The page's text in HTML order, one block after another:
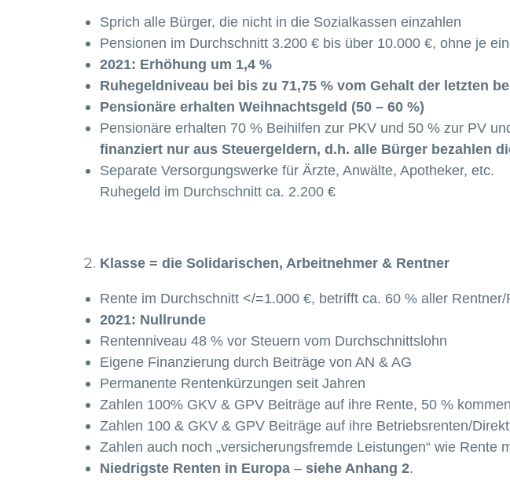
Sprich alle Bürger, die nicht in die Sozialkassen einzahlen
Pensionen im Durchschnitt 3.200 € bis über 10.000 €, ohne je
2021: Erhöhung um 1,4 %
Ruhegeldniveau bei bis zu 71,75 % vom Gehalt der letzten
Pensionäre erhalten Weihnachtsgeld (50 – 60 %)
Pensionäre erhalten 70 % Beihilfen zur PKV und 50 % zur PV
finanziert nur aus Steuergeldern, d.h. alle Bürger bezahlen
Separate Versorgungswerke für Ärzte, Anwälte, Apotheker, etc.
Ruhegeld im Durchschnitt ca. 2.200 €
Klasse = die Solidarischen, Arbeitnehmer & Rentner
Rente im Durchschnitt </=1.000 €, betrifft ca. 60 % aller Rentner/
2021: Nullrunde
Rentenniveau 48 % vor Steuern vom Durchschnittslohn
Eigene Finanzierung durch Beiträge von AN & AG
Permanente Rentenkürzungen seit Jahren
Zahlen 100% GKV & GPV Beiträge auf ihre Rente, 50 %
Zahlen 100 & GKV & GPV Beiträge auf ihre Betriebsrenten/
Zahlen auch noch „versicherungsfremde Leistungen“ wie Rente
Niedrigste Renten in Europa – siehe Anhang 2.